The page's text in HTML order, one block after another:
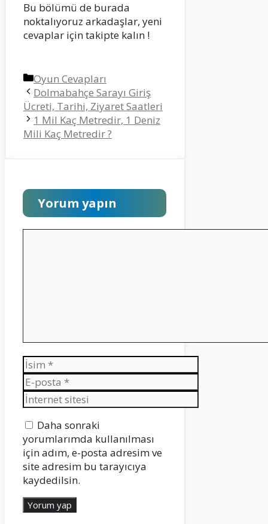
Bu bölümü de burada
noktalıyoruz arkadaşlar, yeni
cevaplar için takipte kalın !
Kategoriler
Oyun Cevapları
Dolmabahçe Sarayı Giriş
Ücreti, Tarihi, Ziyaret Saatleri
1 Mil Kaç Metredir, 1 Deniz
Mili Kaç Metredir ?
Yorum yapın
İsim
E-
posta
İnternet
sitesi
Daha sonraki
yorumlarımda kullanılması
için adım, e-posta adresim ve
site adresim bu tarayıcıya
kaydedilsin.